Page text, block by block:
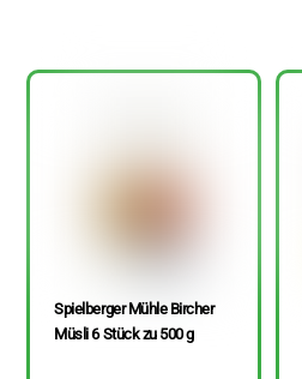
Spielberger Mühle Bircher
Müsli 6 Stück zu 500 g